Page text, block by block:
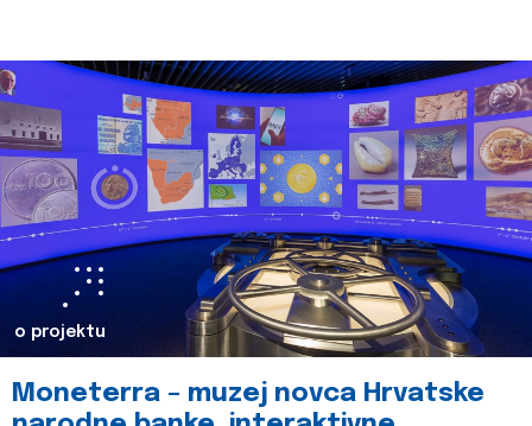
o projektu
Moneterra – muzej novca Hrvatske